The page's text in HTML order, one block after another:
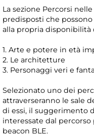
La sezione Percorsi
predisposti che
alla propria disponibilità
1. Arte e potere in età
2. Le architetture
3. Personaggi veri e
Selezionato uno dei
attraverseranno le sale
di essi, il suggerimento
interessate dal
beacon BLE.